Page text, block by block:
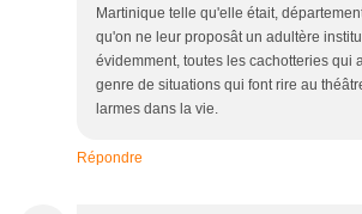
Martinique telle qu'elle était,
qu'on ne leur proposât un adultère
évidemment, toutes les cachotteries qui
genre de situations qui font rire au
larmes dans la vie.
Répondre